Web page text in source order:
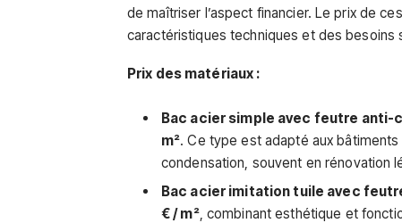
de maîtriser l’aspect financier. Le prix de
caractéristiques techniques et des besoins
Prix des matériaux :
Bac acier simple avec feutre anti-
m². Ce type est adapté aux
condensation, souvent en rénovation
Bac acier imitation tuile avec
€ / m², combinant esthétique et